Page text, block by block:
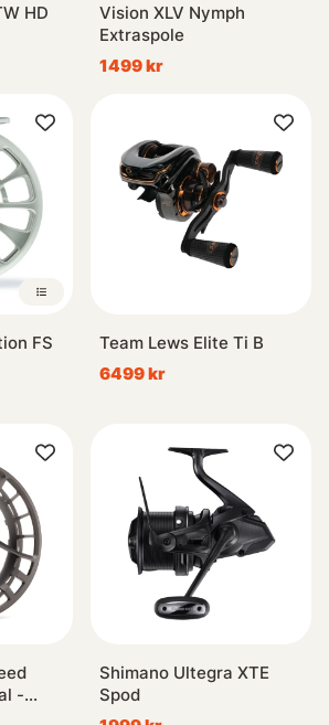
HD
Vision XLV Nymph
Extraspole
1499 kr
FS
Team Lews Elite Ti B
6499 kr
-
Shimano Ultegra XTE
Spod